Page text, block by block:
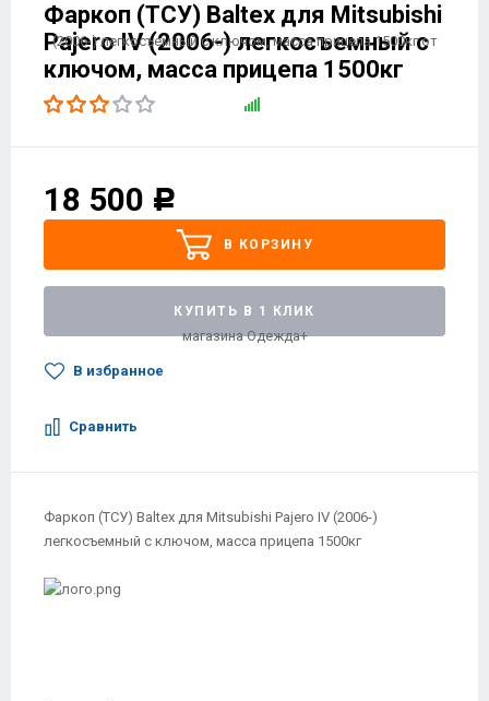
Фаркоп (ТСУ) Baltex для Mitsubishi
Pajero IV (2006-) легкосъемный с
ключом, масса прицепа 1500кг
18 500 Р
В КОРЗИНУ
КУПИТЬ В 1 КЛИК
В избранное
Сравнить
Фаркоп (ТСУ) Baltex для Mitsubishi Pajero IV (2006-)
легкосъемный с ключом, масса прицепа 1500кг